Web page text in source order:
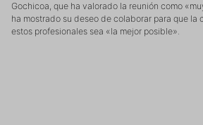
Gochicoa, que ha valorado la reunión como
ha mostrado su deseo de colaborar para que
estos profesionales sea «la mejor posible».